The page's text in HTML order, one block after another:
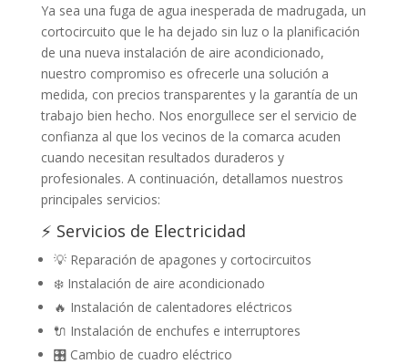
Ya sea una fuga de agua inesperada de madrugada, un
cortocircuito que le ha dejado sin luz o la planificación
de una nueva instalación de aire acondicionado,
nuestro compromiso es ofrecerle una solución a
medida, con precios transparentes y la garantía de un
trabajo bien hecho. Nos enorgullece ser el servicio de
confianza al que los vecinos de la comarca acuden
cuando necesitan resultados duraderos y
profesionales. A continuación, detallamos nuestros
principales servicios:
⚡ Servicios de Electricidad
💡 Reparación de apagones y cortocircuitos
❄️ Instalación de aire acondicionado
🔥 Instalación de calentadores eléctricos
🔌 Instalación de enchufes e interruptores
🎛️ Cambio de cuadro eléctrico